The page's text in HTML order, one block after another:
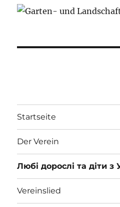
Startseite
Der Verein
Любі дорослі та діти з
Vereinslied